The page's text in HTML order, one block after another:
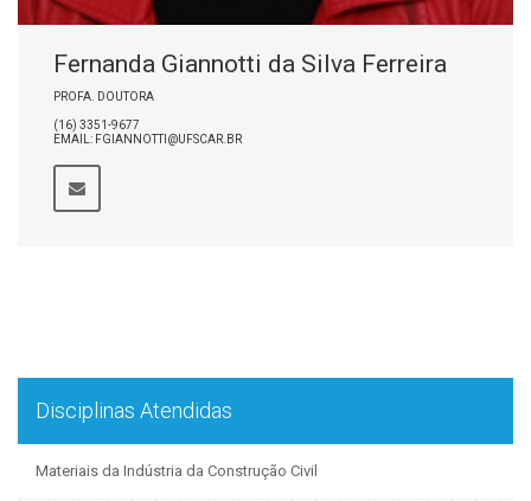
Fernanda Giannotti da Silva Ferreira
PROFA. DOUTORA
(16) 3351-9677
EMAIL: FGIANNOTTI@UFSCAR.BR
Disciplinas Atendidas
Materiais da Indústria da Construção Civil